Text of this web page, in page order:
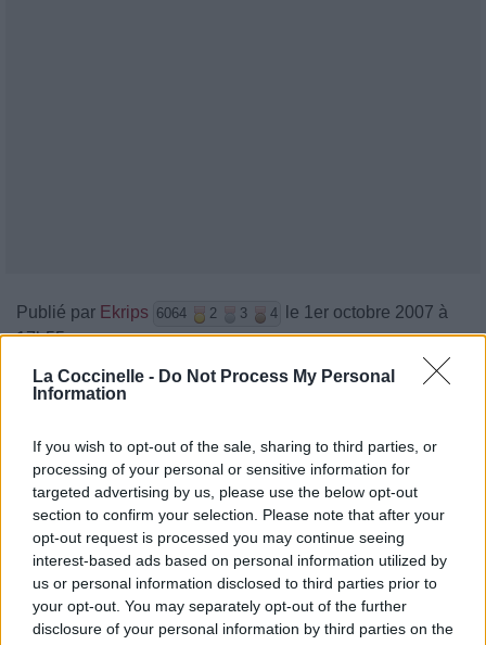
La Coccinelle - Do Not Process My Personal
Information
If you wish to opt-out of the sale, sharing to third parties, or
processing of your personal or sensitive information for
targeted advertising by us, please use the below opt-out
section to confirm your selection. Please note that after your
opt-out request is processed you may continue seeing
interest-based ads based on personal information utilized by
us or personal information disclosed to third parties prior to
your opt-out. You may separately opt-out of the further
disclosure of your personal information by third parties on the
Publié par Ekrips 6064 2 3 4
le 1er octobre 2007 à
17h55.
Chanteurs : HammerFall
⇑
Paroles + Traduction Téléchargement
Vidéos
Commentaires